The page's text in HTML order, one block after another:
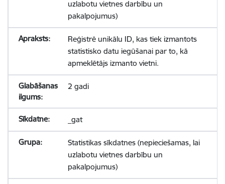
uzlabotu vietnes darbību un
pakalpojumus)
Reģistrē unikālu ID, kas tiek izmantots
statistisko datu iegūšanai par to, kā
apmeklētājs izmanto vietni.
2 gadi
_gat
Statistikas sīkdatnes (nepieciešamas, lai
uzlabotu vietnes darbību un
pakalpojumus)